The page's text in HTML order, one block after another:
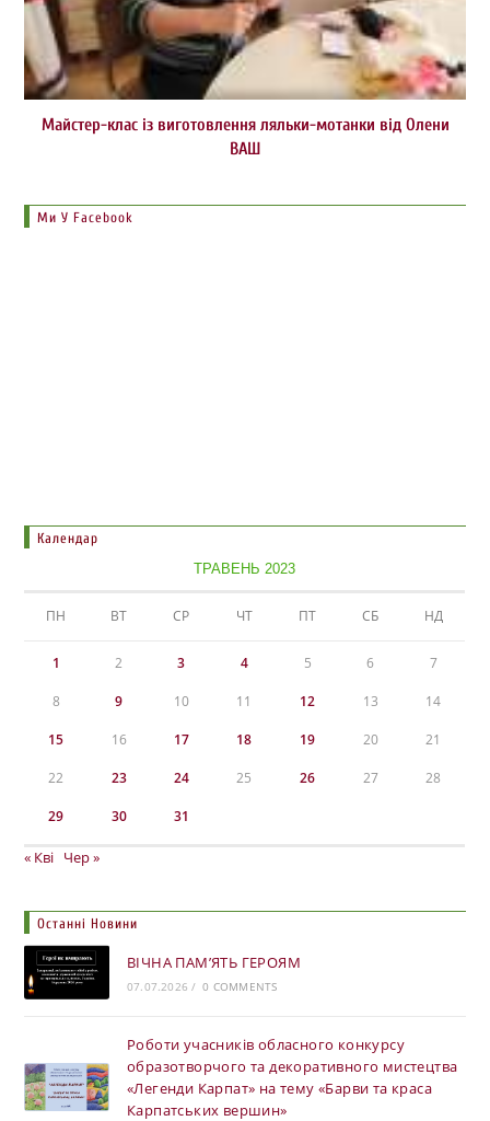
Майстер-клас із виготовлення ляльки-мотанки від Олени
ВАШ
Ми У Facebook
Календар
ТРАВЕНЬ 2023
ПН ВТ СР ЧТ ПТ СБ НД
1 2 3 4 5 6 7
8 9 10 11 12 13 14
15 16 17 18 19 20 21
22 23 24 25 26 27 28
29 30 31
« Кві Чер »
Останні Новини
ВІЧНА ПАМ’ЯТЬ ГЕРОЯМ
07.07.2026 / 0 COMMENTS
Роботи учасників обласного конкурсу
образотворчого та декоративного мистецтва
«Легенди Карпат» на тему «Барви та краса
Карпатських вершин»